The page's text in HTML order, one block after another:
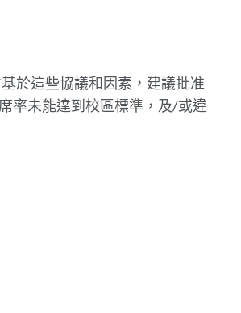
於這些協議和因素，建議批准
率未能達到校區標準，及/或違